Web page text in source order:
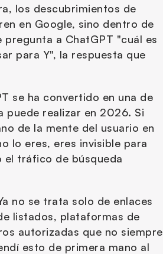
los descubrimientos de
en Google, sino dentro de
pregunta a ChatGPT "cuál es
para Y", la respuesta que
se ha convertido en una de
puede realizar en 2026. Si
de la mente del usuario en
lo eres, eres invisible para
el tráfico de búsqueda
no se trata solo de enlaces
listados, plataformas de
autorizadas que no siempre
esto de primera mano al